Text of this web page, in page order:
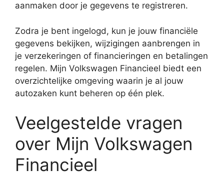
aanmaken door je gegevens te registreren.
Zodra je bent ingelogd, kun je jouw financiële
gegevens bekijken, wijzigingen aanbrengen in
je verzekeringen of financieringen en betalingen
regelen. Mijn Volkswagen Financieel biedt een
overzichtelijke omgeving waarin je al jouw
autozaken kunt beheren op één plek.
Veelgestelde vragen
over Mijn Volkswagen
Financieel